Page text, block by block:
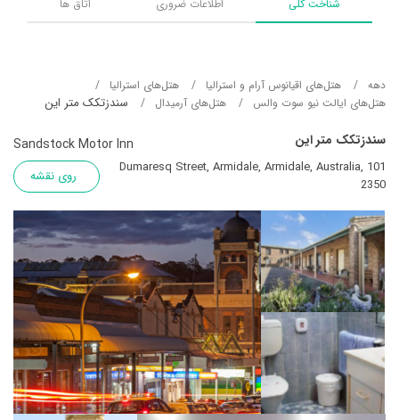
شناخت کلی اطلاعات ضروری اتاق ها
دهه هتل‌های اقیانوس آرام و استرالیا
هتل‌های استرالیا
هتل‌های ایالت نیو سوت والس
هتل‌های آرمیدال سندزتکک متر این
سندزتکک متر این Sandstock Motor Inn
101 Dumaresq Street, Armidale, Armidale, Australia,
2350
روی نقشه